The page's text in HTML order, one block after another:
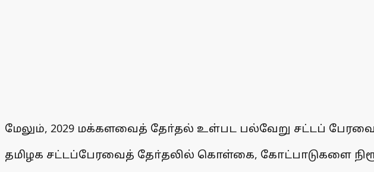
மேலும், 2029 மக்களவைத் தோ்தல் உள்பட பல்வேறு சட்டப்
தமிழக சட்டப்பேரவைத் தோ்தலில் கொள்கை, கோட்பாடுகளை